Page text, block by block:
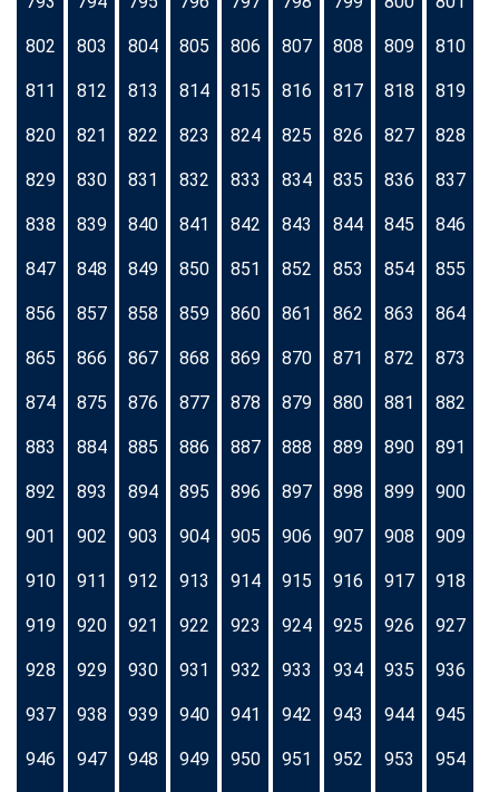
802 803 804 805 806 807 808 809 810
811 812 813 814 815 816 817 818 819
820 821 822 823 824 825 826 827 828
829 830 831 832 833 834 835 836 837
838 839 840 841 842 843 844 845 846
847 848 849 850 851 852 853 854 855
856 857 858 859 860 861 862 863 864
865 866 867 868 869 870 871 872 873
874 875 876 877 878 879 880 881 882
883 884 885 886 887 888 889 890 891
892 893 894 895 896 897 898 899 900
901 902 903 904 905 906 907 908 909
910 911 912 913 914 915 916 917 918
919 920 921 922 923 924 925 926 927
928 929 930 931 932 933 934 935 936
937 938 939 940 941 942 943 944 945
946 947 948 949 950 951 952 953 954